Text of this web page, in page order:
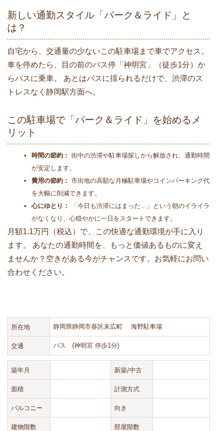
新しい通勤スタイル「パーク＆ライド」と
は？
自宅から、交通量の少ないこの駐車場まで車でアクセス。
車を停めたら、目の前のバス停「神明宮」（徒歩1分）か
らバスに乗車。 あとはバスに揺られるだけで、渋滞のス
トレスなく静岡駅方面へ。
この駐車場で「パーク＆ライド」を始めるメ
リット
時間の節約： 街中の渋滞や駐車場探しから解放され、通勤時間
が安定します。
費用の節約： 市街地の高額な月極駐車場やコインパーキング代
を大幅に削減できます。
心にゆとり：
「今日も渋滞にはまった…」という朝のイライラ
がなくなり、心穏やかに一日をスタートできます。
月額1.1万円（税込）で、この快適な通勤環境が手に入り
ます。 あなたの通勤時間を、もっと価値あるものに変え
ませんか？空きがある今がチャンスです。お気軽にお問い
合わせください。
所在地 静岡県静岡市葵区末広町 海野駐車場
交通 バス (神明宮 停歩1分)
築年月 新築/中古
面積 計測方式
バルコニー 向き
建物階数 部屋階数